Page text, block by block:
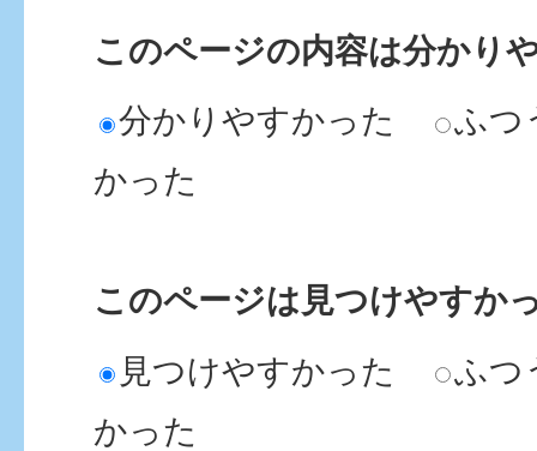
このページの内容は分かり
分かりやすかった
ふつ
かった
このページは見つけやすか
見つけやすかった
ふつ
かった